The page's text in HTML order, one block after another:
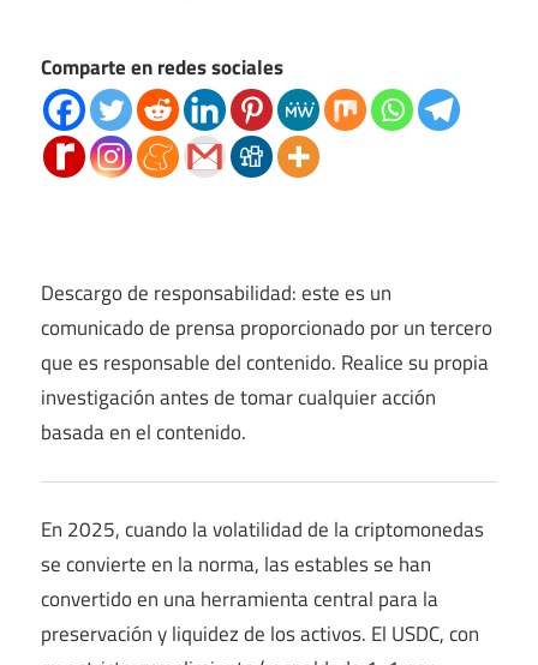
Comparte en redes sociales
Descargo de responsabilidad: este es un
comunicado de prensa proporcionado por un tercero
que es responsable del contenido. Realice su propia
investigación antes de tomar cualquier acción
basada en el contenido.
En 2025, cuando la volatilidad de la criptomonedas
se convierte en la norma, las estables se han
convertido en una herramienta central para la
preservación y liquidez de los activos. El USDC, con